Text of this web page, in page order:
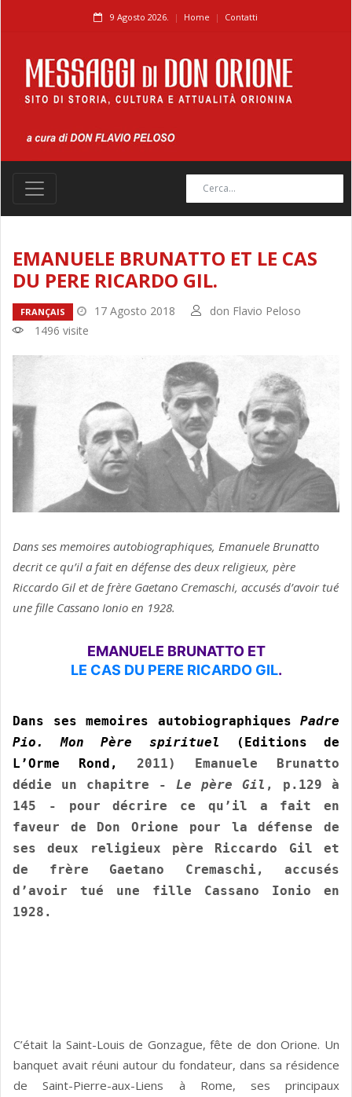
9 Agosto 2026. Home Contatti
EMANUELE BRUNATTO ET LE CAS
DU PERE RICARDO GIL.
FRANÇAIS 17 Agosto 2018
don Flavio Peloso
1496 visite
Dans ses memoires autobiographiques, Emanuele Brunatto
decrit ce qu’il a fait en défense des deux religieux, père
Riccardo Gil et de frère Gaetano Cremaschi, accusés d’avoir tué
une fille Cassano Ionio en 1928.
EMANUELE BRUNATTO ET
LE CAS DU PERE RICARDO GIL.
Dans ses memoires autobiographiques Padre
Pio. Mon Père spirituel (Editions de
L’Orme Rond, 2011) Emanuele Brunatto
dédie un chapitre - Le père Gil , p.129 à
145 - pour décrire ce qu’il a fait en
faveur de Don Orione pour la défense de
ses deux religieux père Riccardo Gil et
de frère Gaetano Cremaschi, accusés
d’avoir tué une fille Cassano Ionio en
1928.
C’était la Saint-Louis de Gonzague, fête de don Orione. Un
banquet avait réuni autour du fondateur, dans sa résidence
de Saint-Pierre-aux-Liens à Rome, ses principaux